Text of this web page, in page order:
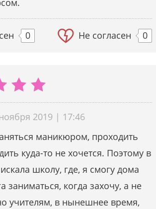
0 Не согласен 0
2019 | 17:46
маникюром, проходить
куда-то не хочется. Поэтому в
школу, где, я смогу дома
заниматься, когда захочу, а не
учителям, в нынешнее время,